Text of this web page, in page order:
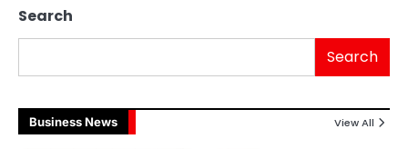
Search
Search
Business News View All